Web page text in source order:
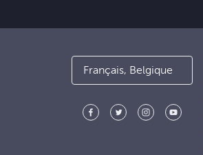
Français, Belgique